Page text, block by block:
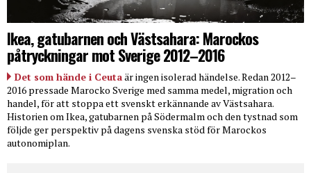
Ikea, gatubarnen och Västsahara: Marockos
påtryckningar mot Sverige 2012–2016
Det som hände i Ceutaär ingen isolerad händelse. Redan 2012–
2016 pressade Marocko Sverige med samma medel, migration och
handel, för att stoppa ett svenskt erkännande av Västsahara.
Historien om Ikea, gatubarnen på Södermalm och den tystnad som
följde ger perspektiv på dagens svenska stöd för Marockos
autonomiplan.